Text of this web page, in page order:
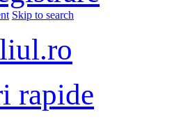
Skip to search
rapide